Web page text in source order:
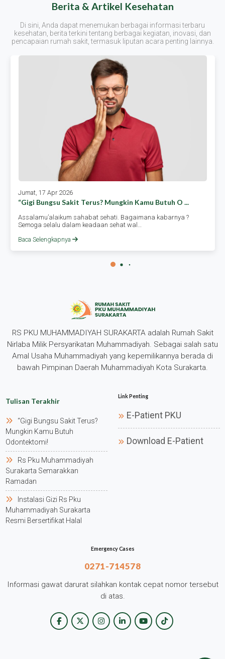
Berita & Artikel Kesehatan
Di sini, Anda dapat menemukan berbagai informasi terbaru
kesehatan, berita terkini tentang berbagai kegiatan, inovasi, dan
pencapaian rumah sakit, termasuk liputan acara penting lainnya.
Jumat, 17 Apr 2026
“gigi Bungsu Sakit Terus? Mungkin Kamu Butuh O ...
Assalamu’alaikum sahabat sehati. Bagaimana kabarnya ?
Semoga selalu dalam keadaan sehat wal…
Baca Selengkapnya
RS PKU MUHAMMADIYAH SURAKARTA adalah Rumah Sakit
Nirlaba Milik Persyarikatan Muhammadiyah. Sebagai salah satu
Amal Usaha Muhammadiyah yang kepemilikannya berada di
bawah Pimpinan Daerah Muhammadiyah Kota Surakarta.
Tulisan Terakhir
“gigi Bungsu Sakit Terus?
Mungkin Kamu Butuh
Odontektomi!
Rs Pku Muhammadiyah
Surakarta Semarakkan
Ramadan
Instalasi Gizi Rs Pku
Muhammadiyah Surakarta
Resmi Bersertifikat Halal
Link Penting
E-Patient PKU
Download E-Patient
Emergency Cases
0271-714578
Informasi gawat darurat silahkan kontak cepat nomor tersebut
di atas.